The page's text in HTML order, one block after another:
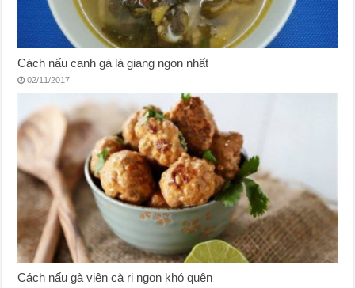
Cách nấu canh gà lá giang ngon nhất
02/11/2017
Cách nấu gà viên cà ri ngon khó quên